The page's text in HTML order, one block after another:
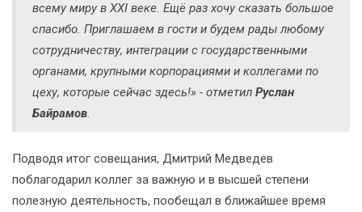
всему миру в XXI веке. Ещё раз хочу сказать большое
спасибо. Приглашаем в гости и будем рады любому
сотрудничеству, интеграции с государственными
органами, крупными корпорациями и коллегами по
цеху, которые сейчас здесь!» - отметил Руслан
Байрамов.
Подводя итог совещания, Дмитрий Медведев
поблагодарил коллег за важную и в высшей степени
полезную деятельность, пообещал в ближайшее время